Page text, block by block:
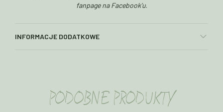
fanpage na Facebook’u.
INFORMACJE DODATKOWE
PODOBNE PRODUKTY